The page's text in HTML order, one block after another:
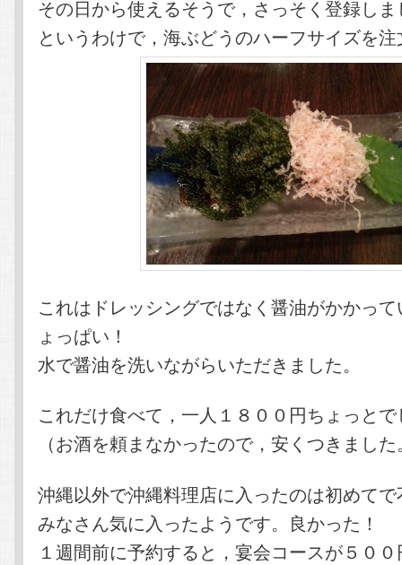
その日から使えるそうで，さっそく登録し
というわけで，海ぶどうのハーフサイズを
これはドレッシングではなく醤油がかかっ
ょっぱい！
水で醤油を洗いながらいただきました。
これだけ食べて，一人１８００円ちょっと
（お酒を頼まなかったので，安くつきまし
沖縄以外で沖縄料理店に入ったのは初めて
みなさん気に入ったようです。良かった！
１週間前に予約すると，宴会コースが５０